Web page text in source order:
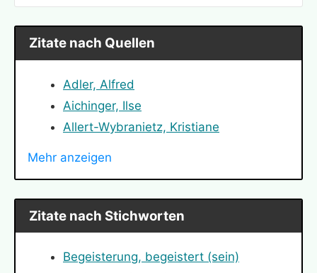
Zitate nach Quellen
Adler, Alfred
Aichinger, Ilse
Allert-Wybranietz, Kristiane
Arendt, Hannah
Bismarck, Otto von
Bloch, Ernst
Bodelschwingh, Friedrich von
Mehr anzeigen
Zitate nach Stichworten
Begeisterung, begeistert (sein)